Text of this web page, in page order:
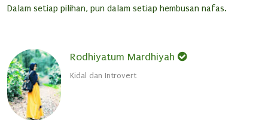
Dalam setiap pilihan, pun dalam setiap hembusan nafas.
Rodhiyatum Mardhiyah
Kidal dan Introvert